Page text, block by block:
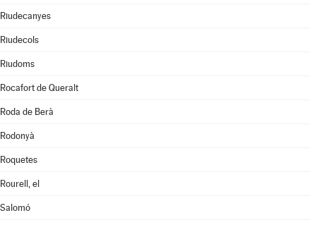
Riudecanyes
Riudecols
Riudoms
Rocafort de Queralt
Roda de Berà
Rodonyà
Roquetes
Rourell, el
Salomó